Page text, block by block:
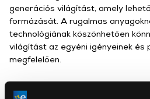
generációs világítást, amely
formázását. A rugalmas
technológiának köszönhetően
világítást az egyéni igényeinek és
megfelelően.